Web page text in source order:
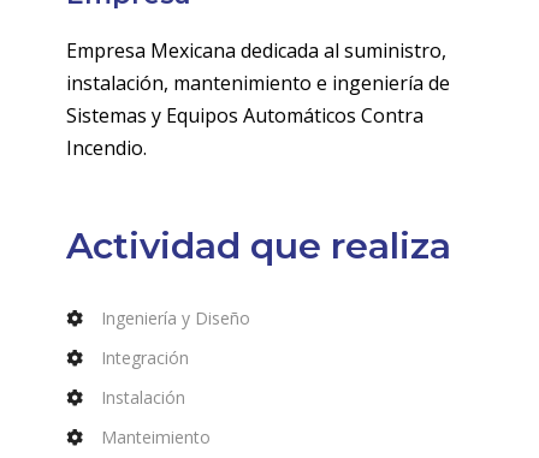
Empresa Mexicana dedicada al suministro,
instalación, mantenimiento e ingeniería de
Sistemas y Equipos Automáticos Contra
Incendio.
Actividad que realiza
Ingeniería y Diseño
Integración
Instalación
Manteimiento